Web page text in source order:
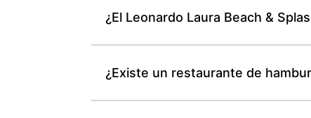
¿El Leonardo Laura Beach &
¿Existe un restaurante de